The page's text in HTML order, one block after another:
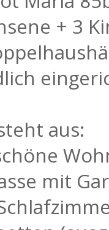
+ 3
aus:
mit